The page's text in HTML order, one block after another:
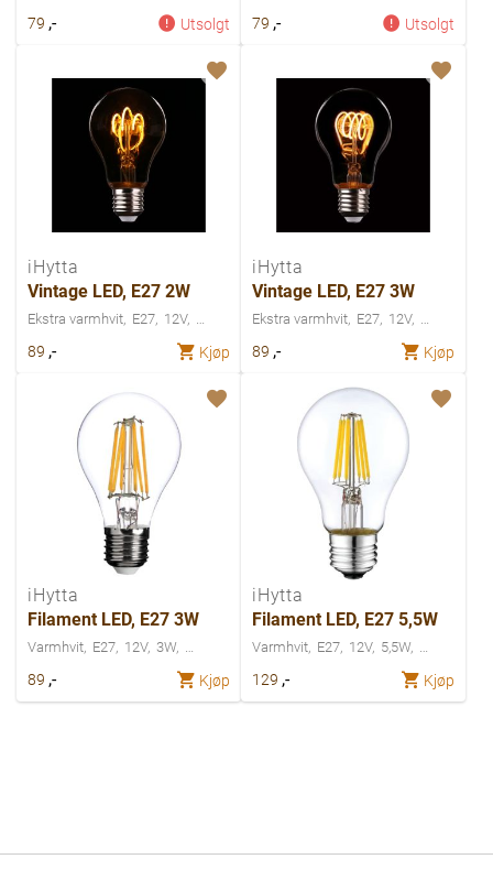
79 ,- Utsolgt 79 ,- Utsolgt
iHytta
Vintage LED, E27 2W
Ekstra varmhvit E27 12V
89 ,- Kjøp
iHytta
Vintage LED, E27 3W
Ekstra varmhvit E27 12V
89 ,- Kjøp
iHytta
Filament LED, E27 3W
Varmhvit E27 12V 3W
89 ,- Kjøp
iHytta
Filament LED, E27 5,5W
Varmhvit E27 12V 5,5W
129 ,- Kjøp